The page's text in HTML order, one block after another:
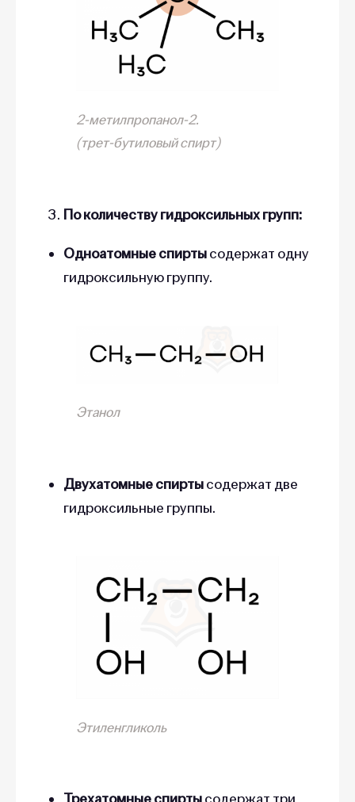
2-метилпропанол-2.
(трет-бутиловый спирт)
По количеству гидроксильных групп:
Одноатомные спиртысодержат одну
гидроксильную группу.
Этанол
Двухатомные спиртысодержат две
гидроксильные группы.
Этиленгликоль